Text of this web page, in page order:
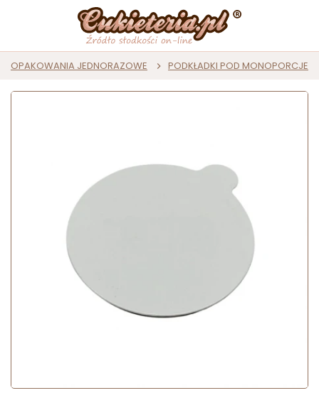
OPAKOWANIA JEDNORAZOWE PODKŁADKI POD MONOPORCJE